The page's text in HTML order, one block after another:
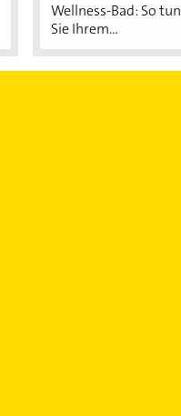
Wellness-Bad: So tun
Sie Ihrem...